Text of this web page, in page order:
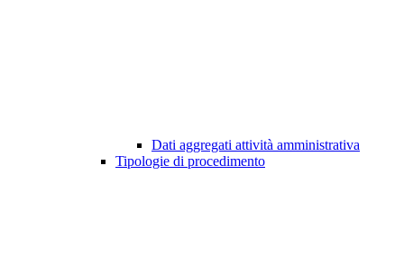
Dati aggregati attività amministrativa
Tipologie di procedimento